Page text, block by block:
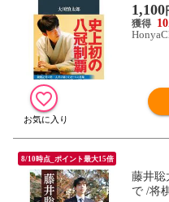
1,100
10
8/10時点_ポイント最大15倍
藤井聡
で /将